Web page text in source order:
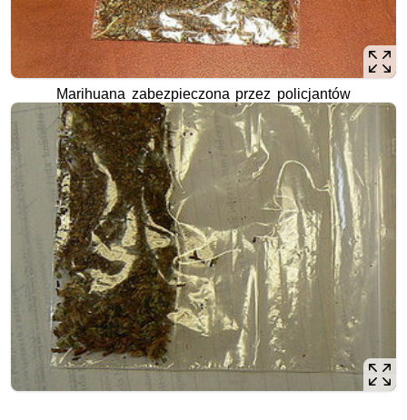
Marihuana zabezpieczona przez policjantów